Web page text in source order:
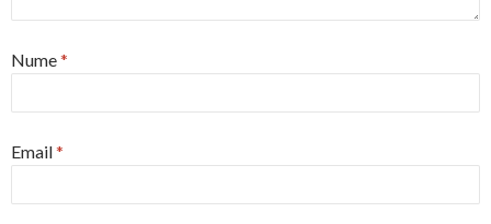
Nume*
Email*